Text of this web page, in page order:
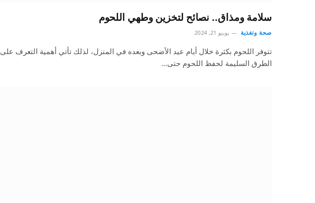
سلامة ومذاق.. نصائح لتخزين وطهي اللحوم
صحة وتغذية يونيو 21, 2024
تتوفر اللحوم بكثرة خلال أيام عيد الأضحى وبعده في المنزل، لذلك تأتي أهمية التعرف على
الطرق السليمة لحفظ اللحوم حتى…